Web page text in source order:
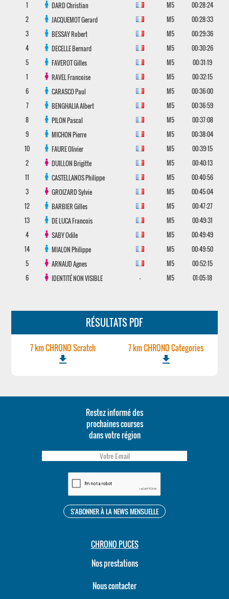
1 DARDChristian M5
00:28:24
2
JACQUEMOTGerard M5
00:28:33
3
BESSAYRobert M5
00:29:36
4
DECELLEBernard M5
00:30:26
5
FAVEROTGilles M5
00:31:19
1
RAVELFrancoise M5
00:32:15
6
CARASCOPaul M5
00:36:00
7
BENGHALIAAlbert M5
00:36:59
8
PILONPascal M5
00:37:08
9
MICHONPierre M5
00:38:04
10
FAUREOlivier M5
00:39:15
2
DUILLONBrigitte M5
00:40:13
11
CASTELLANOSPhilippe M5
00:40:56
3
GROIZARDSylvie M5
00:45:04
12
BARBIERGilles M5
00:47:27
13
DE LUCAFrancois M5
00:49:31
4
SABYOdile M5
00:49:49
14
MIALONPhilippe M5
00:49:50
5
ARNAUDAgnes M5
00:52:15
6
IDENTITÉ NON VISIBLE - M5 01:05:18
RÉSULTATS PDF
7 km CHRONO Scratch
file_download
7 km CHRONO Categories
file_download
Restez informé des
prochaines courses
dans votre région
CHRONO PUCES
Nos prestations
Nous contacter